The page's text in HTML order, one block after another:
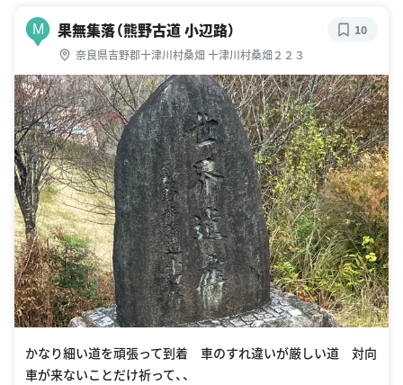
M 果無集落（熊野古道 小辺路）
奈良県吉野郡十津川村桑畑 十津川村桑畑２２３
10
かなり細い道を頑張って到着 車のすれ違いが厳しい道 対向
車が来ないことだけ祈って、、